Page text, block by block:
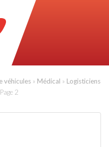
véhicules » Médical » Logisticiens
Page 2